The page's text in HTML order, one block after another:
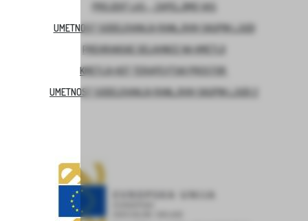
PROJEKT LAS – ZAPELJIMO VAS
UMETNOST SODELOVANJA RANLJIVIH SKUPIN LJUDI
PREHRANSKE DELAVNICE NA KMETIJI
KMETIJA KOT TERAPEVTSKI PROSTOR
UMETNOST SODELOVANJA RANLJIVIH SKUPIN LJUDI 2